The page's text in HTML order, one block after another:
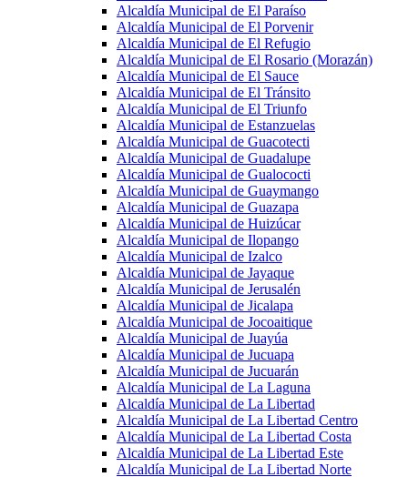
Alcaldía Municipal de El Paraíso
Alcaldía Municipal de El Porvenir
Alcaldía Municipal de El Refugio
Alcaldía Municipal de El Rosario (Morazán)
Alcaldía Municipal de El Sauce
Alcaldía Municipal de El Tránsito
Alcaldía Municipal de El Triunfo
Alcaldía Municipal de Estanzuelas
Alcaldía Municipal de Guacotecti
Alcaldía Municipal de Guadalupe
Alcaldía Municipal de Gualococti
Alcaldía Municipal de Guaymango
Alcaldía Municipal de Guazapa
Alcaldía Municipal de Huizúcar
Alcaldía Municipal de Ilopango
Alcaldía Municipal de Izalco
Alcaldía Municipal de Jayaque
Alcaldía Municipal de Jerusalén
Alcaldía Municipal de Jicalapa
Alcaldía Municipal de Jocoaitique
Alcaldía Municipal de Juayúa
Alcaldía Municipal de Jucuapa
Alcaldía Municipal de Jucuarán
Alcaldía Municipal de La Laguna
Alcaldía Municipal de La Libertad
Alcaldía Municipal de La Libertad Centro
Alcaldía Municipal de La Libertad Costa
Alcaldía Municipal de La Libertad Este
Alcaldía Municipal de La Libertad Norte